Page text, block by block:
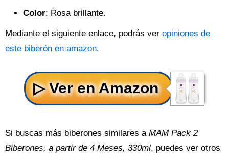
Color: Rosa brillante.
Mediante el siguiente enlace, podrás ver opiniones de
este biberón en amazon.
Si buscas más biberones similares a MAM Pack 2
Biberones, a partir de 4 Meses, 330ml, puedes ver otros